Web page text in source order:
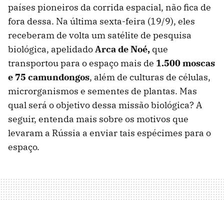
países pioneiros da corrida espacial, não fica de
fora dessa. Na última sexta-feira (19/9), eles
receberam de volta um satélite de pesquisa
biológica, apelidadoArca de Noé, que
transportou para o espaço mais de 1.500 moscas
e 75 camundongos, além de culturas de células,
microrganismos e sementes de plantas. Mas
qual será o objetivo dessa missão biológica? A
seguir, entenda mais sobre os motivos que
levaram a Rússia a enviar tais espécimes para o
espaço.